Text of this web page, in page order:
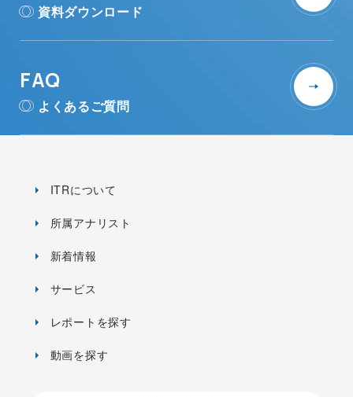
資料ダウンロード
FAQ
よくあるご質問
ITRについて
所属アナリスト
新着情報
サービス
レポートを探す
動画を探す